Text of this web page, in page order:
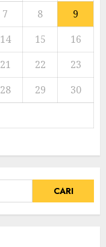
7 8
9
14 15
16
21 22
23
28 29
30